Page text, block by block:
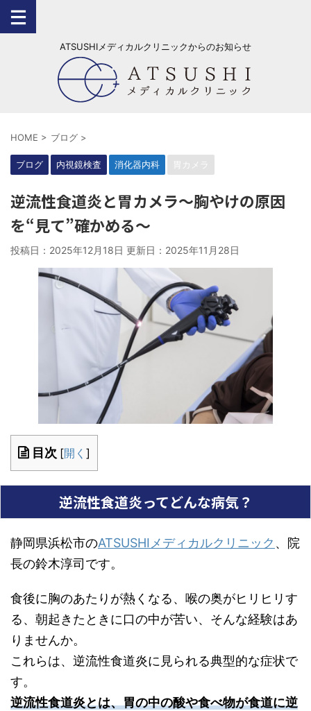
ATSUSHIメディカルクリニックからのお知らせ
HOME > ブログ >
ブログ 内視鏡検査 消化器内科 胃カメラ
逆流性食道炎と胃カメラ〜胸やけの原因
を“見て”確かめる〜
投稿日：2025年12月18日 更新日： 2025年11月28日
目次 [開く ]
逆流性食道炎ってどんな病気？
静岡県浜松市のATSUSHIメディカルクリニック 、院
長の鈴木淳司です。
食後に胸のあたりが熱くなる、喉の奥がヒリヒリす
る、朝起きたときに口の中が苦い、そんな経験はあ
りませんか。
これらは、逆流性食道炎に見られる典型的な症状で
す。
逆流性食道炎とは、胃の中の酸や食べ物が食道に逆